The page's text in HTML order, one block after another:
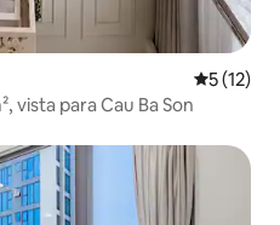
5 (12)
vista para Cau Ba Son